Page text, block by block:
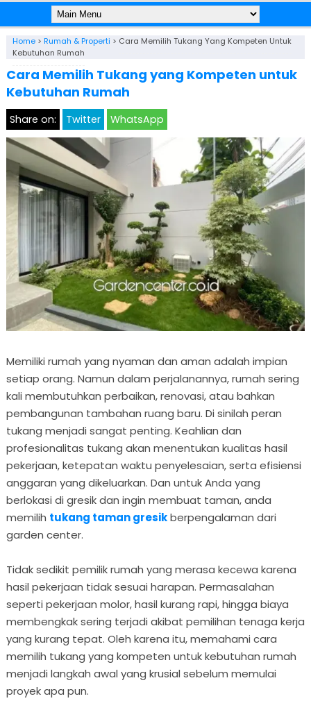
Home> Rumah & Properti > Cara Memilih Tukang Yang Kompeten Untuk
Kebutuhan Rumah
Cara Memilih Tukang yang Kompeten untuk
Kebutuhan Rumah
Share on: Twitter WhatsApp
Memiliki rumah yang nyaman dan aman adalah impian
setiap orang. Namun dalam perjalanannya, rumah sering
kali membutuhkan perbaikan, renovasi, atau bahkan
pembangunan tambahan ruang baru. Di sinilah peran
tukang menjadi sangat penting. Keahlian dan
profesionalitas tukang akan menentukan kualitas hasil
pekerjaan, ketepatan waktu penyelesaian, serta efisiensi
anggaran yang dikeluarkan. Dan untuk Anda yang
berlokasi di gresik dan ingin membuat taman, anda
memilih tukang taman gresikberpengalaman dari
garden center.
Tidak sedikit pemilik rumah yang merasa kecewa karena
hasil pekerjaan tidak sesuai harapan. Permasalahan
seperti pekerjaan molor, hasil kurang rapi, hingga biaya
membengkak sering terjadi akibat pemilihan tenaga kerja
yang kurang tepat. Oleh karena itu, memahami cara
memilih tukang yang kompeten untuk kebutuhan rumah
menjadi langkah awal yang krusial sebelum memulai
proyek apa pun.